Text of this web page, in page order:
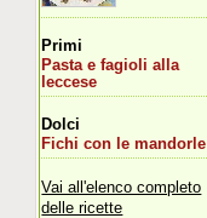
Primi
Pasta e fagioli alla
leccese
Dolci
Fichi con le mandorle
Vai all'elenco completo
delle ricette